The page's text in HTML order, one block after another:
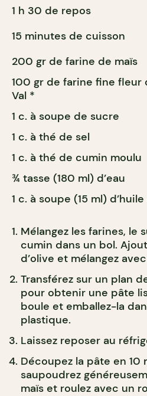
1 h 30 de repos
15 minutes de cuisson
200 gr de farine de maïs
100 gr de farine fine fleur
Val *
1 c. à soupe de sucre
1 c. à thé de sel
1 c. à thé de cumin moulu
¾ tasse (180 ml) d’eau
1 c. à soupe (15 ml) d’huile
Mélangez les farines, le
cumin dans un bol.
d’olive et mélangez
Transférez sur un plan
pour obtenir une pâte
boule et emballez-la
plastique.
Laissez reposer au
Découpez la pâte en 10
saupoudrez
maïs et roulez avec un